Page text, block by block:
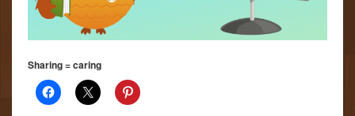
Sharing = caring